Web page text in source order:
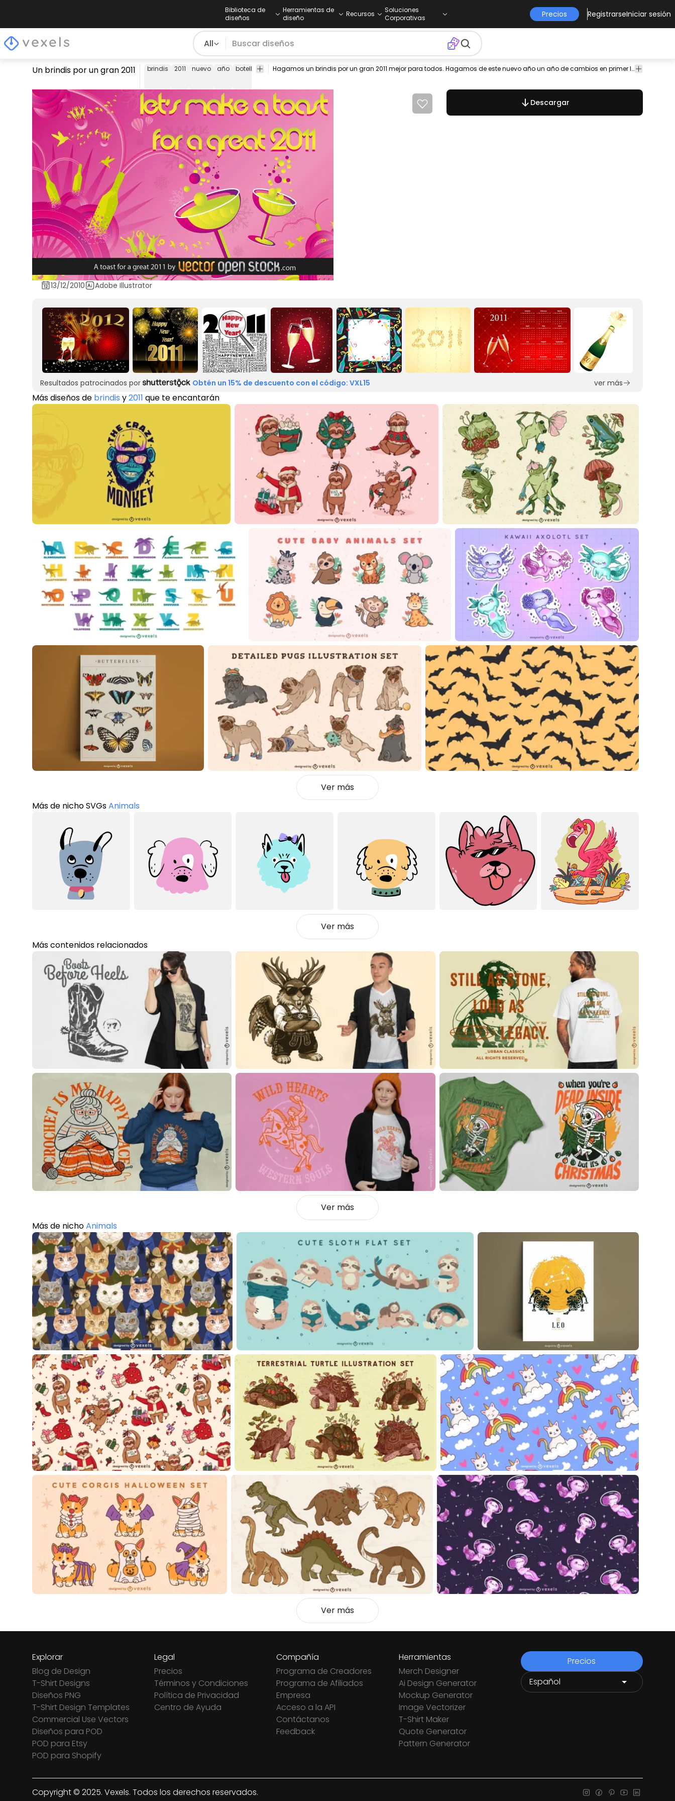
Biblioteca de
diseños
Herramientas de
diseño
Recursos
Soluciones
Corporativas
Precios RegistrarseIniciar sesión
All
Un brindis por un gran 2011 brindis 2011 nuevo año botellas circulos burbujas aves celebracion
vector
pájaro
Celebración
Navidad
Arte
Plantillas Hagamos un brindis por un gran 2011 mejor para todos. Hagamos de este nuevo año un año de cambios en primer lugar cambiando nuestra mente hacia una conciencia más elevada mejores relaciones con el prójimo mejor interacción con la madre naturaleza. No más guerras hambre conflictos gente despiadada controlando nuestras vidas. ¡¡¡¡¡¡¡Salud!!!!!!!
Descargar
13/12/2010 Adobe Illustrator
Resultados patrocinados por Obtén un 15% de descuento con el código: VXL15 ver más
Más diseños de brindis y2011 que te encantarán
Ver más
Más de nicho SVGsAnimals
Ver más
Más contenidos relacionados
Ver más
Más de nichoAnimals
Ver más
Explorar
Blog de Design
T-Shirt Designs
Diseños PNG
T-Shirt Design Templates
Commercial Use Vectors
Diseños para POD
POD para Etsy
POD para Shopify
Legal
Precios
Términos y Condiciones
Política de Privacidad
Centro de Ayuda
Compañía
Programa de Creadores
Programa de Afiliados
Empresa
Acceso a la API
Contáctanos
Feedback
Herramientas
Merch Designer
Ai Design Generator
Mockup Generator
Image Vectorizer
T-Shirt Maker
Quote Generator
Pattern Generator
Precios
Copyright © 2025. Vexels. Todos los derechos reservados.